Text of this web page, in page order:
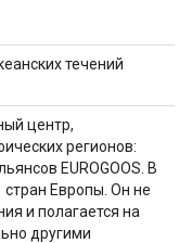
течений
центр,
регионов:
EUROGOOS. В
стран Европы. Он не
и полагается на
другими